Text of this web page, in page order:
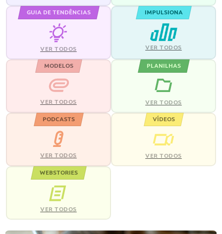
GUIA DE TENDÊNCIAS
VER TODOS
IMPULSIONA
VER TODOS
MODELOS
VER TODOS
PLANILHAS
VER TODOS
PODCASTS
VER TODOS
VÍDEOS
VER TODOS
WEBSTORIES
VER TODOS